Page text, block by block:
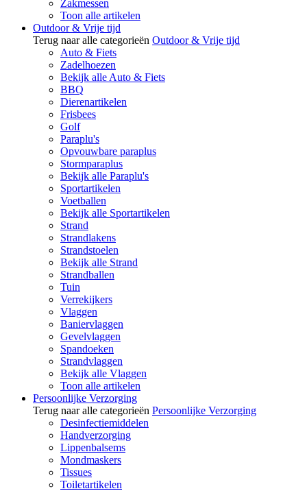
Zakmessen
Toon alle artikelen
Outdoor & Vrije tijd
Terug naar alle categorieën Outdoor & Vrije tijd
Auto & Fiets
Zadelhoezen
Bekijk alle Auto & Fiets
BBQ
Dierenartikelen
Frisbees
Golf
Paraplu's
Opvouwbare paraplus
Stormparaplus
Bekijk alle Paraplu's
Sportartikelen
Voetballen
Bekijk alle Sportartikelen
Strand
Strandlakens
Strandstoelen
Bekijk alle Strand
Strandballen
Tuin
Verrekijkers
Vlaggen
Baniervlaggen
Gevelvlaggen
Spandoeken
Strandvlaggen
Bekijk alle Vlaggen
Toon alle artikelen
Persoonlijke Verzorging
Terug naar alle categorieën Persoonlijke Verzorging
Desinfectiemiddelen
Handverzorging
Lippenbalsems
Mondmaskers
Tissues
Toiletartikelen